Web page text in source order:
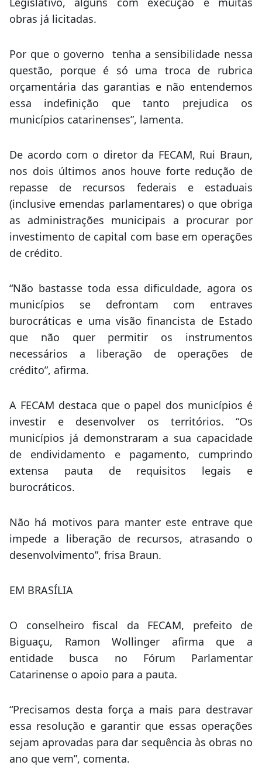
obras já licitadas.
Por que o governo tenha a sensibilidade nessa
questão, porque é só uma troca de rubrica
orçamentária das garantias e não entendemos
essa indefinição que tanto prejudica os
municípios catarinenses”, lamenta.
De acordo com o diretor da FECAM, Rui Braun,
nos dois últimos anos houve forte redução de
repasse de recursos federais e estaduais
(inclusive emendas parlamentares) o que obriga
as administrações municipais a procurar por
investimento de capital com base em operações
de crédito.
“Não bastasse toda essa dificuldade, agora os
municípios se defrontam com entraves
burocráticas e uma visão financista de Estado
que não quer permitir os instrumentos
necessários a liberação de operações de
crédito”, afirma.
A FECAM destaca que o papel dos municípios é
investir e desenvolver os territórios. “Os
municípios já demonstraram a sua capacidade
de endividamento e pagamento, cumprindo
extensa pauta de requisitos legais e
burocráticos.
Não há motivos para manter este entrave que
impede a liberação de recursos, atrasando o
desenvolvimento”, frisa Braun.
EM BRASÍLIA
O conselheiro fiscal da FECAM, prefeito de
Biguaçu, Ramon Wollinger afirma que a
entidade busca no Fórum Parlamentar
Catarinense o apoio para a pauta.
“Precisamos desta força a mais para destravar
essa resolução e garantir que essas operações
sejam aprovadas para dar sequência às obras no
ano que vem”, comenta.